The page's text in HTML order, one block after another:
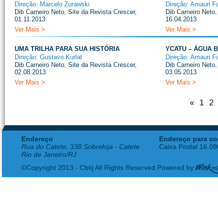
Direção: Marcelo Zurawski
Dib Carneiro Neto, Site da Revista Crescer,
01.11.2013
Ver Mais >
Direção: Amauri
Dib Carneiro
16.04.2013
Ver Mais >
UMA TRILHA PARA SUA HISTÓRIA
Direção: Gustavo Kurlat
Dib Carneiro Neto, Site da Revista Crescer,
02.08.2013
Ver Mais >
YCATU – ÁGUA
Direção: Amauri
Dib Carneiro
03.05.2013
Ver Mais >
« 1 2
Endereço
Rua do Catete, 338 Sobreloja - Catete
Rio de Janeiro/RJ
Endereço para
Caixa Postal
©Copyright 2013 - Cbtij All Rights Reserved Powered by: